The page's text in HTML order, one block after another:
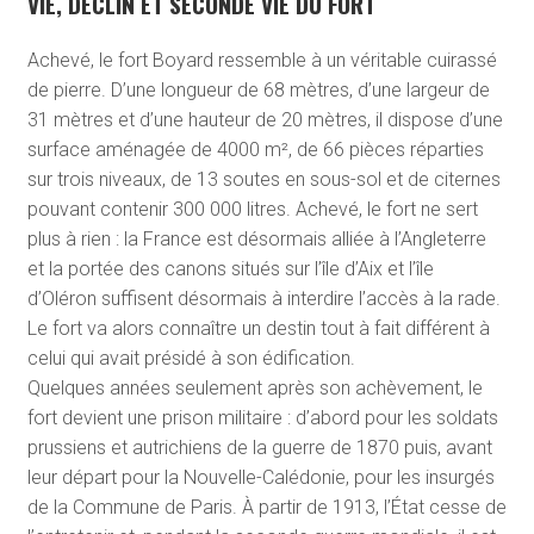
Achevé, le fort Boyard ressemble à un véritable cuirassé
de pierre. D’une longueur de 68 mètres, d’une largeur de
31 mètres et d’une hauteur de 20 mètres, il dispose d’une
surface aménagée de 4000 m², de 66 pièces réparties
sur trois niveaux, de 13 soutes en sous-sol et de citernes
pouvant contenir 300 000 litres. Achevé, le fort ne sert
plus à rien : la France est désormais alliée à l’Angleterre
et la portée des canons situés sur l’île d’Aix et l’île
d’Oléron suffisent désormais à interdire l’accès à la rade.
Le fort va alors connaître un destin tout à fait différent à
celui qui avait présidé à son édification.
Quelques années seulement après son achèvement, le
fort devient une prison militaire : d’abord pour les soldats
prussiens et autrichiens de la guerre de 1870 puis, avant
leur départ pour la Nouvelle-Calédonie, pour les insurgés
de la Commune de Paris. À partir de 1913, l’État cesse de